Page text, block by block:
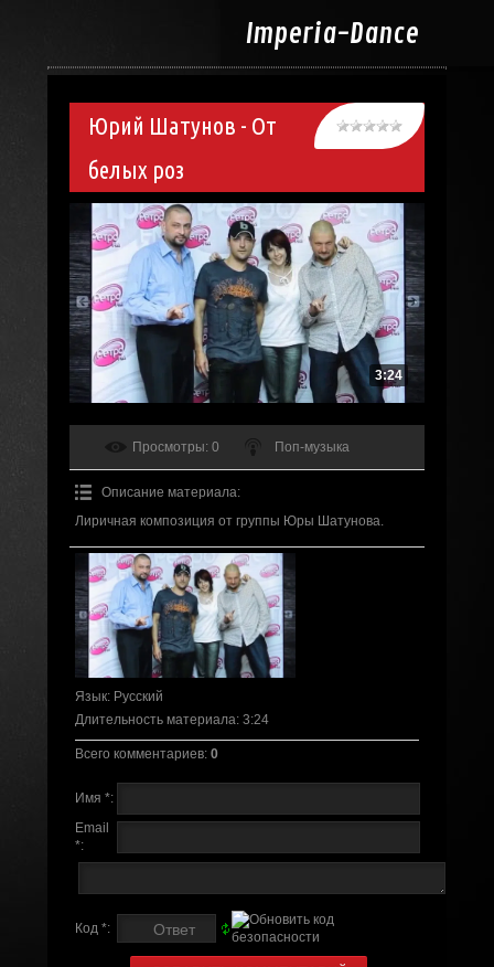
Imperia-Dance
Юрий Шатунов - От
белых роз
3:24
Просмотры: 0 Поп-музыка
Описание материала:
Лиричная композиция от группы Юры Шатунова.
Язык: Русский
Длительность материала: 3:24
Всего комментариев: 0
Имя *:
Email
*:
Код *: